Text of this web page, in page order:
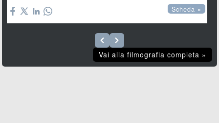
Scheda »
Vai alla filmografia completa »